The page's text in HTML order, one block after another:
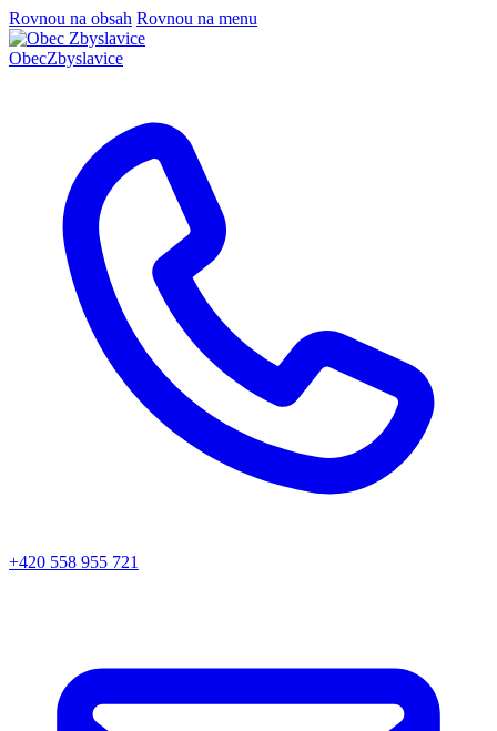
Rovnou na obsah Rovnou na menu
ObecZbyslavice
+420 558 955 721